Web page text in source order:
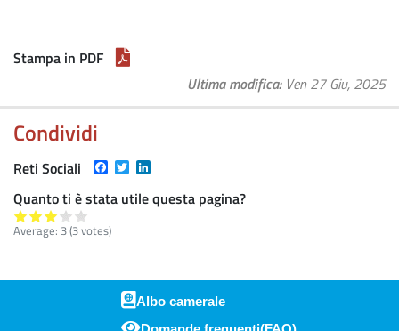
Stampa in PDF
Ultima modifica Ven 27 Giu, 2025
Condividi
Reti Sociali Facebook
Twitter
Quanto ti è stata utile questa pagina?
Average: 3(3votes)
Albo camerale